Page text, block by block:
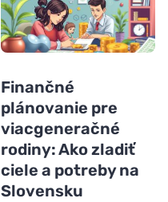
Finančné
plánovanie pre
viacgeneračné
rodiny: Ako zladiť
ciele a potreby na
Slovensku